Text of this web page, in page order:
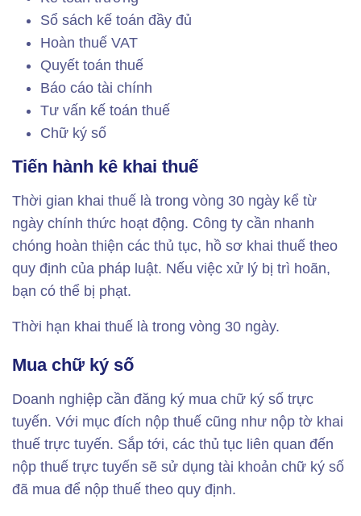
Sổ sách kế toán đầy đủ
Hoàn thuế VAT
Quyết toán thuế
Báo cáo tài chính
Tư vấn kế toán thuế
Chữ ký số
Tiến hành kê khai thuế
Thời gian khai thuế là trong vòng 30 ngày kể từ
ngày chính thức hoạt động. Công ty cần nhanh
chóng hoàn thiện các thủ tục, hồ sơ khai thuế theo
quy định của pháp luật. Nếu việc xử lý bị trì hoãn,
bạn có thể bị phạt.
Thời hạn khai thuế là trong vòng 30 ngày.
Mua chữ ký số
Doanh nghiệp cần đăng ký mua chữ ký số trực
tuyến. Với mục đích nộp thuế cũng như nộp tờ khai
thuế trực tuyến. Sắp tới, các thủ tục liên quan đến
nộp thuế trực tuyến sẽ sử dụng tài khoản chữ ký số
đã mua để nộp thuế theo quy định.